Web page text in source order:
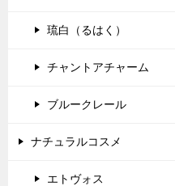
琉白（るはく）
チャントアチャーム
ブルークレール
ナチュラルコスメ
エトヴォス